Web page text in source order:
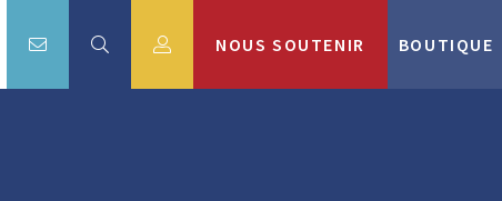
NOUS SOUTENIR BOUTIQUE